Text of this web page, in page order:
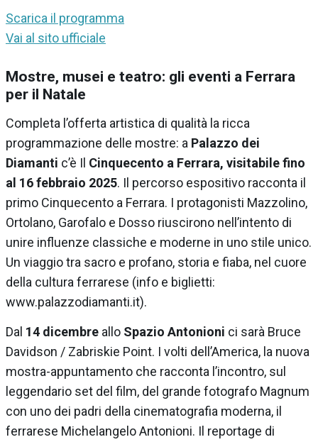
Scarica il programma
Vai al sito ufficiale
Mostre, musei e teatro: gli eventi a Ferrara
per il Natale
Completa l’offerta artistica di qualità la ricca
programmazione delle mostre: a Palazzo dei
Diamanti c’è Il Cinquecento a Ferrara, visitabile fino
al 16 febbraio 2025. Il percorso espositivo racconta il
primo Cinquecento a Ferrara. I protagonisti Mazzolino,
Ortolano, Garofalo e Dosso riuscirono nell’intento di
unire influenze classiche e moderne in uno stile unico.
Un viaggio tra sacro e profano, storia e fiaba, nel cuore
della cultura ferrarese (info e biglietti:
www.palazzodiamanti.it).
Dal 14 dicembre allo Spazio Antonioni ci sarà Bruce
Davidson / Zabriskie Point. I volti dell’America, la nuova
mostra-appuntamento che racconta l’incontro, sul
leggendario set del film, del grande fotografo Magnum
con uno dei padri della cinematografia moderna, il
ferrarese Michelangelo Antonioni. Il reportage di